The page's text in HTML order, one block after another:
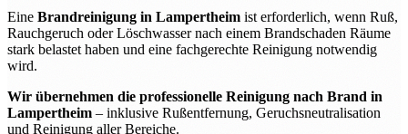
Eine Brandreinigung in Lampertheim ist erforderlich, wenn Ruß,
Rauchgeruch oder Löschwasser nach einem Brandschaden Räume
stark belastet haben und eine fachgerechte Reinigung notwendig
wird.
Wir übernehmen die professionelle Reinigung nach Brand in
Lampertheim– inklusive Rußentfernung, Geruchsneutralisation
und Reinigung aller Bereiche.